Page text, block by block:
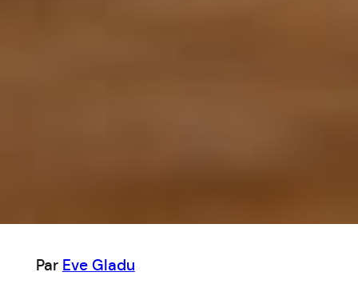
Par Eve Gladu